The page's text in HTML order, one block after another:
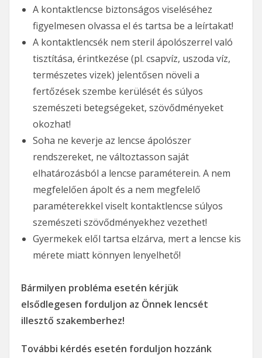
A kontaktlencse biztonságos viseléséhez
figyelmesen olvassa el és tartsa be a leírtakat!
A kontaktlencsék nem steril ápolószerrel való
tisztítása, érintkezése (pl. csapvíz, uszoda víz,
természetes vizek) jelentősen növeli a
fertőzések szembe kerülését és súlyos
szemészeti betegségeket, szövődményeket
okozhat!
Soha ne keverje az lencse ápolószer
rendszereket, ne változtasson saját
elhatározásból a lencse paraméterein. A nem
megfelelően ápolt és a nem megfelelő
paraméterekkel viselt kontaktlencse súlyos
szemészeti szövődményekhez vezethet!
Gyermekek elől tartsa elzárva, mert a lencse kis
mérete miatt könnyen lenyelhető!
Bármilyen probléma esetén kérjük
elsődlegesen forduljon az Önnek lencsét
illesztő szakemberhez!
További kérdés esetén forduljon hozzánk